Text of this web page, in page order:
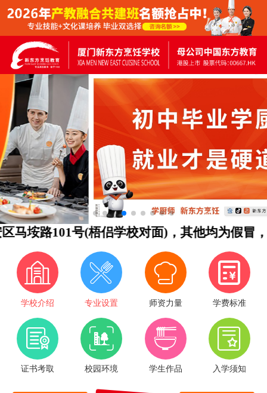
路101号(梧侣学校对面)，其他均为假冒，谨
学校介绍 专业设置 师资力量 学费标准
证书考取 校园环境 学生作品 入学须知